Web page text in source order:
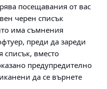
посещавания от вас
черен списък
има съмнения
преди да зареди
списък, вместо
предупредително
да се върнете